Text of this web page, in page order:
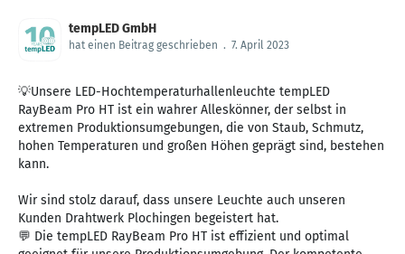
tempLED GmbH
hat einen Beitrag geschrieben . 7. April 2023
💡Unsere LED-Hochtemperaturhallenleuchte tempLED
RayBeam Pro HT ist ein wahrer Alleskönner, der selbst in
extremen Produktionsumgebungen, die von Staub, Schmutz,
hohen Temperaturen und großen Höhen geprägt sind, bestehen
kann.
Wir sind stolz darauf, dass unsere Leuchte auch unseren
Kunden Drahtwerk Plochingen begeistert hat.
💬 Die tempLED RayBeam Pro HT ist effizient und optimal